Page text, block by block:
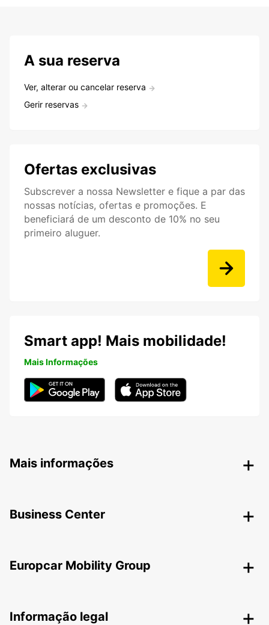
A sua reserva
Ver, alterar ou cancelar reserva
Gerir reservas
Ofertas exclusivas
Subscrever a nossa Newsletter e fique a par das
nossas notícias, ofertas e promoções. E
beneficiará de um desconto de 10% no seu
primeiro aluguer.
Smart app! Mais mobilidade!
Mais Informações
Mais informações
Business Center
Europcar Mobility Group
Informação legal